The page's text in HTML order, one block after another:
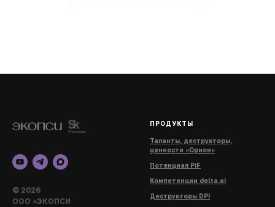
© 2026
ООО «ЭКОПСИ
ПРОДУКТЫ
Таланты, деструкторы,
ценности «Орион»
Потенциал PiF
Компетенции delta.ai
Деструкторы DPI